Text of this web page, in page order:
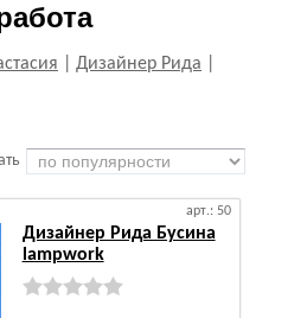
Дизайнер Рида
арт.: 50
Дизайнер Рида Бусина
lampwork